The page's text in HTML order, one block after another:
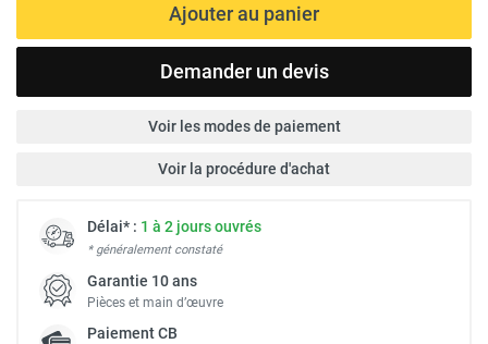
Ajouter au panier
Demander un devis
Voir les modes de paiement
Voir la procédure d'achat
Délai* : 1 à 2 jours ouvrés
* généralement constaté
Garantie 10 ans
Pièces et main d’œuvre
PaiementCB